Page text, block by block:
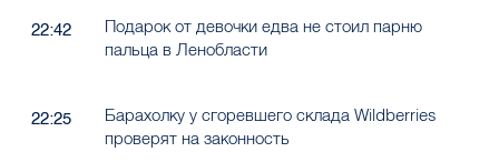
22:42
Подарок от девочки едва не стоил парню
пальца в Ленобласти
22:25
Барахолку у сгоревшего склада Wildberries
проверят на законность